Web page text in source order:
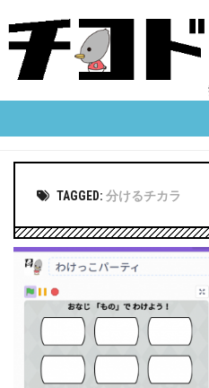
to
content
TAGGED: 分けるチカラ